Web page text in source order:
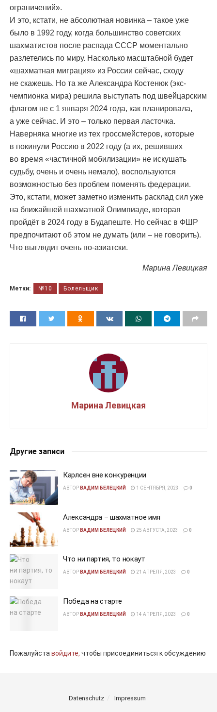
ограничений».
И это, кстати, не абсолютная новинка – такое уже
было в 1992 году, когда большинство советских
шахматистов после распада СССР моментально
разлетелись по миру. Насколько масштабной будет
«шахматная миграция» из России сейчас, сходу
не скажешь. Но та же Александра Костенюк (экс-
чемпионка мира) решила выступать под швейцарским
флагом не с 1 января 2024 года, как планировала,
а уже сейчас. И это – только первая ласточка.
Наверняка многие из тех гроссмейстеров, которые
в покинули Россию в 2022 году (а их, решивших
во время «частичной мобилизации» не искушать
судьбу, очень и очень немало), воспользуются
возможностью без проблем поменять федерации.
Это, кстати, может заметно изменить расклад сил уже
на ближайшей шахматной Олимпиаде, которая
пройдёт в 2024 году в Будапеште. Но сейчас в ФШР
предпочитают об этом не думать (или – не говорить).
Что выглядит очень по-азиатски.
Марина Левицкая
Метки: №10 Болельщик
Марина Левицкая
Другие записи
Карлсен вне конкуренции
АВТОР ВАДИМ БЕЛЕЦКИЙ 1 СЕНТЯБРЯ, 2023 0
Александра – шахматное имя
АВТОР ВАДИМ БЕЛЕЦКИЙ 25 АВГУСТА, 2023 0
Что ни партия, то нокаут
АВТОР ВАДИМ БЕЛЕЦКИЙ 21 АПРЕЛЯ, 2023 0
Победа на старте
АВТОР ВАДИМ БЕЛЕЦКИЙ 14 АПРЕЛЯ, 2023 0
Пожалуйставойдите, чтобы присоединиться к обсуждению
Datenschutz Impressum